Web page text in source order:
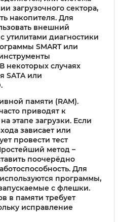
загрузочного сектора,
накопителя. Для
внешний
утилитами диагностики
SMART или
некоторых случаях
SATA или
памяти (RAM).
приводят к
этапе загрузки. Если
зависает или
провести тест
метод –
поочерёдно
Для
программы,
с флешки.
в памяти требует
исправление